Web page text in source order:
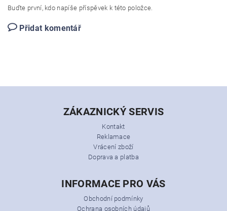
Buďte první, kdo napíše příspěvek k této položce.
Přidat komentář
ZÁKAZNICKÝ SERVIS
Kontakt
Reklamace
Vrácení zboží
Doprava a platba
INFORMACE PRO VÁS
Obchodní podmínky
Ochrana osobních údajů